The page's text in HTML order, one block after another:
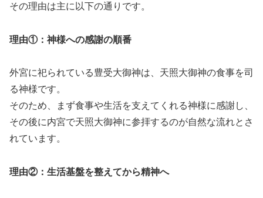
その理由は主に以下の通りです。
理由①：神様への感謝の順番
外宮に祀られている豊受大御神は、天照大御神の食事を司
る神様です。
そのため、まず食事や生活を支えてくれる神様に感謝し、
その後に内宮で天照大御神に参拝するのが自然な流れとさ
れています。
理由②：生活基盤を整えてから精神へ